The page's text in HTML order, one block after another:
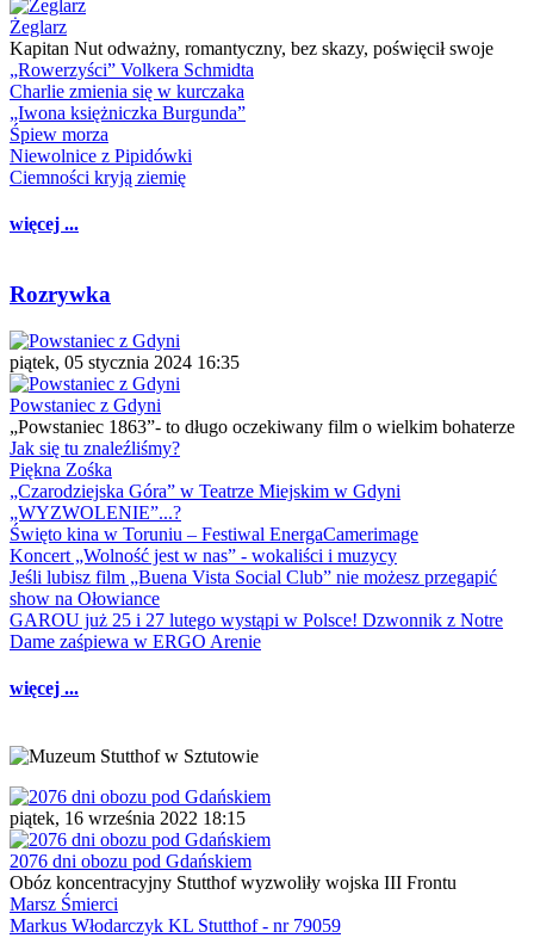
Żeglarz
Kapitan Nut odważny, romantyczny, bez skazy, poświęcił swoje
„Rowerzyści” Volkera Schmidta
Charlie zmienia się w kurczaka
„Iwona księżniczka Burgunda”
Śpiew morza
Niewolnice z Pipidówki
Ciemności kryją ziemię
więcej ...
Rozrywka
piątek, 05 stycznia 2024 16:35
Powstaniec z Gdyni
„Powstaniec 1863”- to długo oczekiwany film o wielkim bohaterze
Jak się tu znaleźliśmy?
Piękna Zośka
„Czarodziejska Góra” w Teatrze Miejskim w Gdyni
„WYZWOLENIE”...?
Święto kina w Toruniu – Festiwal EnergaCamerimage
Koncert „Wolność jest w nas” - wokaliści i muzycy
Jeśli lubisz film „Buena Vista Social Club” nie możesz przegapić
show na Ołowiance
GAROU już 25 i 27 lutego wystąpi w Polsce! Dzwonnik z Notre
Dame zaśpiewa w ERGO Arenie
więcej ...
piątek, 16 września 2022 18:15
2076 dni obozu pod Gdańskiem
Obóz koncentracyjny Stutthof wyzwoliły wojska III Frontu
Marsz Śmierci
Markus Włodarczyk KL Stutthof - nr 79059